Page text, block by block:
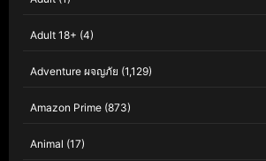
Adult 18+ (4)
Adventure ผจญภัย (1,129)
Amazon Prime (873)
Animal (17)